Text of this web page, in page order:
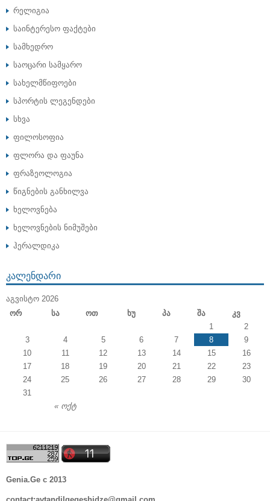
რელიგია
საინტერესო ფაქტები
სამხედრო
საოცარი სამყარო
სახელმწიფოები
სპორტის ლეგენდები
სხვა
ფილოსოფია
ფლორა და ფაუნა
ფრაზეოლოგია
წიგნების განხილვა
ხელოვნება
ხელოვნების ნიმუშები
ჰერალდიკა
ᲙᲐᲚᲔᲜᲓᲐᲠᲘ
ᲐᲒᲕᲘᲡᲢᲝ 2026
Ორ
Სა Ოთ Ხუ Პა Შა Კვ
« ოქტ
1
2
3
4 5 6 7 8
9
10
11 12 13 14 15
16
17
18 19 20 21 22
23
24
25 26 27 28 29
30
31
Genia.Ge c 2013